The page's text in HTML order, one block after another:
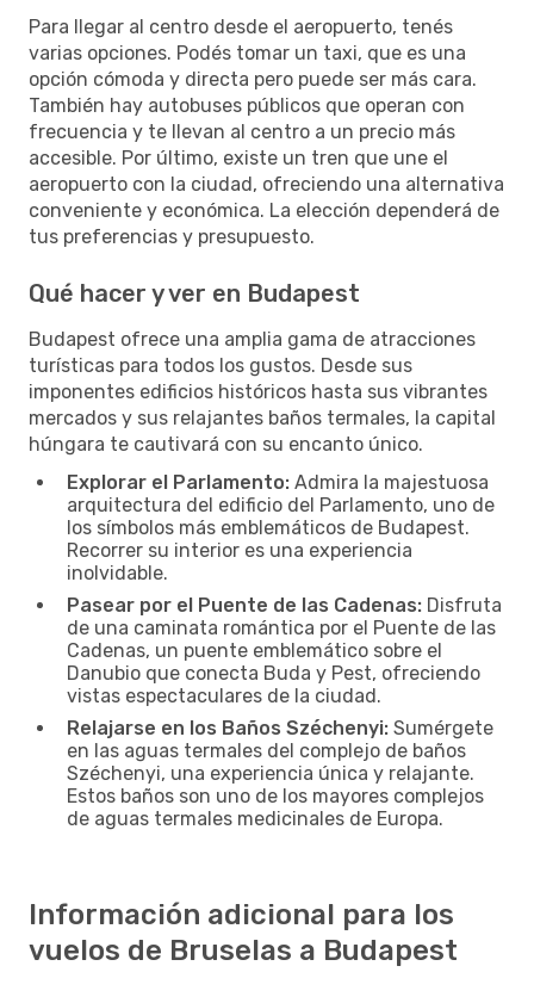
Para llegar al centro desde el aeropuerto, tenés
varias opciones. Podés tomar un taxi, que es una
opción cómoda y directa pero puede ser más cara.
También hay autobuses públicos que operan con
frecuencia y te llevan al centro a un precio más
accesible. Por último, existe un tren que une el
aeropuerto con la ciudad, ofreciendo una alternativa
conveniente y económica. La elección dependerá de
tus preferencias y presupuesto.
Qué hacer y ver en Budapest
Budapest ofrece una amplia gama de atracciones
turísticas para todos los gustos. Desde sus
imponentes edificios históricos hasta sus vibrantes
mercados y sus relajantes baños termales, la capital
húngara te cautivará con su encanto único.
Explorar el Parlamento: Admira la majestuosa
arquitectura del edificio del Parlamento, uno de
los símbolos más emblemáticos de Budapest.
Recorrer su interior es una experiencia
inolvidable.
Pasear por el Puente de las Cadenas: Disfruta
de una caminata romántica por el Puente de las
Cadenas, un puente emblemático sobre el
Danubio que conecta Buda y Pest, ofreciendo
vistas espectaculares de la ciudad.
Relajarse en los Baños Széchenyi: Sumérgete
en las aguas termales del complejo de baños
Széchenyi, una experiencia única y relajante.
Estos baños son uno de los mayores complejos
de aguas termales medicinales de Europa.
Información adicional para los
vuelos de Bruselas a Budapest